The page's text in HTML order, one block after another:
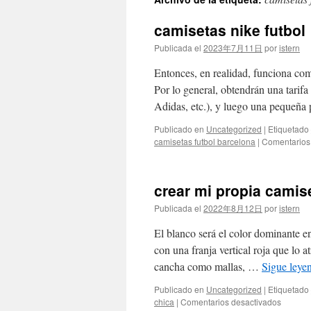
contenido
camisetas nike futbol
Publicada el 2023年7月11日 poristern
Entonces, en realidad, funciona
Por lo general, obtendrán una
Adidas, etc.), y luego una
Publicado en Uncategorized | Etiquetado
camisetas futbol barcelona |
crear mi propia
Publicada el 2022年8月12日 poristern
El blanco será el color dominante
con una franja vertical roja que lo
cancha como mallas, … Sigue
Publicado en Uncategorized | Etiquetado
chica | Comentarios desactivadosen